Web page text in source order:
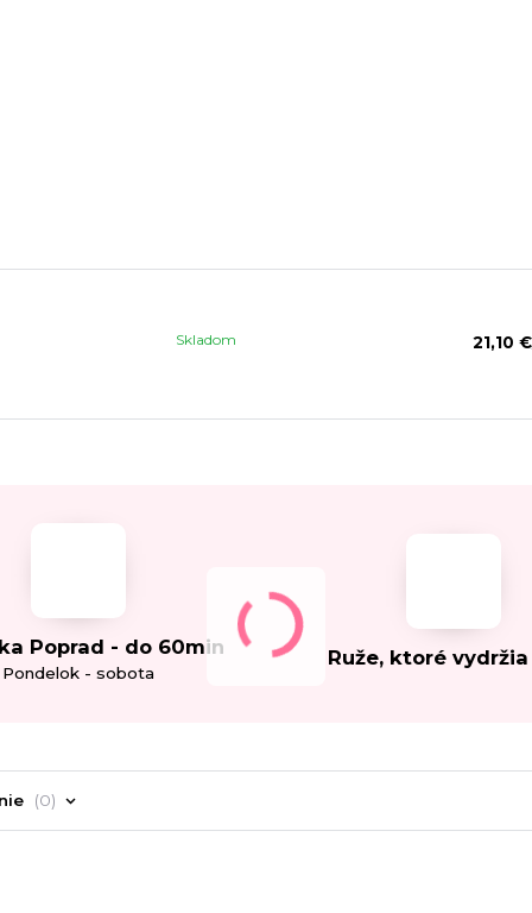
21,10 €
Skladom
Poprad - do 60min
Pondelok - sobota
Ruže, ktoré
0